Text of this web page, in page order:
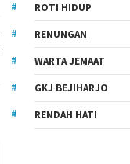
ROTI HIDUP
RENUNGAN
WARTA JEMAAT
GKJ BEJIHARJO
RENDAH HATI